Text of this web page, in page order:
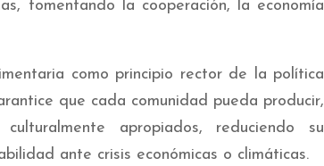
fomentando la cooperación, la economía
como principio rector de la política
que cada comunidad pueda producir,
apropiados, reduciendo su
ante crisis económicas o climáticas.